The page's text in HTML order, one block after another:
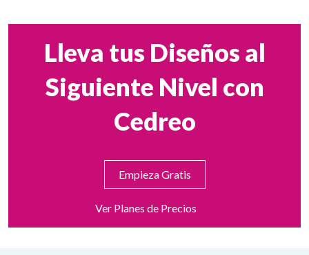
Lleva tus Diseños al
Siguiente Nivel con
Cedreo
Empieza Gratis
Ver Planes de Precios